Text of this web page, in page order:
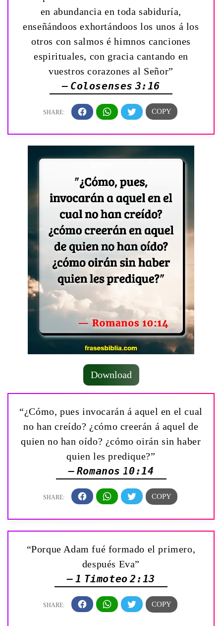
en abundancia en toda sabiduría,
enseñándoos exhortándoos los unos á los
otros con salmos é himnos canciones
espirituales, con gracia cantando en
vuestros corazones al Señor”
— Colosenses 3:16
Download
“¿Cómo, pues invocarán á aquel en el cual
no han creído? ¿cómo creerán á aquel de
quien no han oído? ¿cómo oirán sin haber
quien les predique?”
— Romanos 10:14
“Porque Adam fué formado el primero,
después Eva”
— 1 Timoteo 2:13